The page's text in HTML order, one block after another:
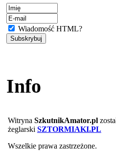
Wiadomość HTML?
Info
Witryna SzkutnikAmator.pl
żeglarski SZTORMIAKI.PL
Wszelkie prawa zastrzeżone.